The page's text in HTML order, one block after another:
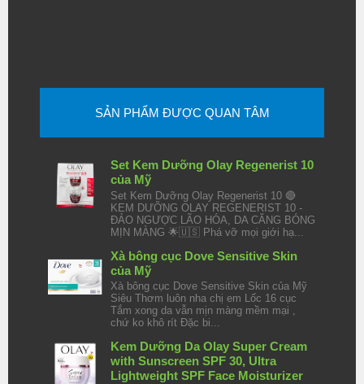
SẢN PHẨM ĐƯỢC QUAN TÂM
Set Kem Dưỡng Olay Regenerist 10
của Mỹ
Set Kem Dưỡng Olay Regenerist 10 🔴
KEM DƯỠNG OLAY REGENERIST 10 -
ĐẢO NGƯỢC LÃO HÓA, DA CĂNG BÓNG
MỊN MÀNG 🌟🇺🇸 Phá vỡ mọi giới hạ...
Xà bông cục Dove Sensitive Skin
của Mỹ
Xà bông cục Dove Sensitive Skin của Mỹ
Siêu Thơm luôn nha chị em Lốc 16 cục
Tắm xong da vẫn mịn màng mềm mại ,
chứ ko khô rít Đặc bi...
Kem Dưỡng Da Olay Super Cream
with Sunscreen SPF 30, Ultra
Lightweight SPF Face Moisturizer